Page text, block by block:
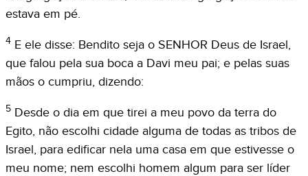
estava em pé.
4 E ele disse: Bendito seja o SENHOR Deus de Israel,
que falou pela sua boca a Davi meu pai; e pelas suas
mãos o cumpriu, dizendo:
5 Desde o dia em que tirei a meu povo da terra do
Egito, não escolhi cidade alguma de todas as tribos de
Israel, para edificar nela uma casa em que estivesse o
meu nome; nem escolhi homem algum para ser líder